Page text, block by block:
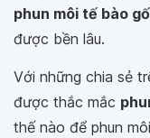
phun môi tế bào
được bền lâu.
Với những chia sẻ
được thắc mắc
thế nào để phun